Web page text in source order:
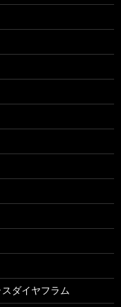
ダイヤフラム